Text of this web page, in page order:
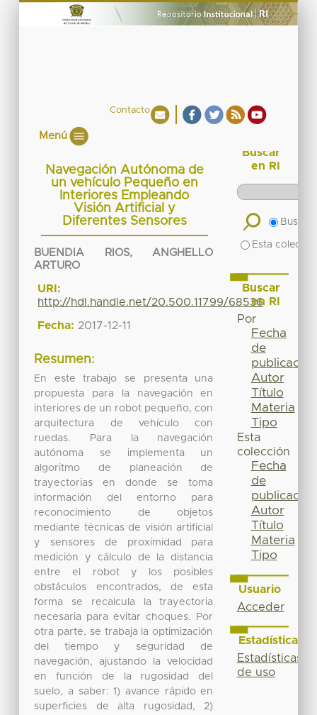
Contacto
Menú
Navegación Autónoma de
un vehículo Pequeño en
Interiores Empleando
Visión Artificial y
Diferentes Sensores
BUENDIA RIOS, ANGHELLO
ARTURO
URI:
http://hdl.handle.net/20.500.11799/68536
Fecha: 2017-12-11
Resumen:
En este trabajo se presenta una
propuesta para la navegación en
interiores de un robot pequeño, con
arquitectura de vehículo con
ruedas. Para la navegación
autónoma se implementa un
algoritmo de planeación de
trayectorias en donde se toma
información del entorno para
reconocimiento de objetos
mediante técnicas de visión artificial
y sensores de proximidad para
medición y cálculo de la distancia
entre el robot y los posibles
obstáculos encontrados, de esta
forma se recalcula la trayectoria
necesaria para evitar choques. Por
otra parte, se trabaja la optimización
del tiempo y seguridad de
navegación, ajustando la velocidad
en función de la rugosidad del
suelo, a saber: 1) avance rápido en
superficies de alta rugosidad, 2)
Buscar
en RI
Buscar
Esta
Buscar
en RI
Por
Fecha
de
publicación
Autor
Título
Materia
Tipo
Esta
colección
Fecha
de
publicación
Autor
Título
Materia
Tipo
Usuario
Acceder
Estadísticas
Estadísticas
de uso